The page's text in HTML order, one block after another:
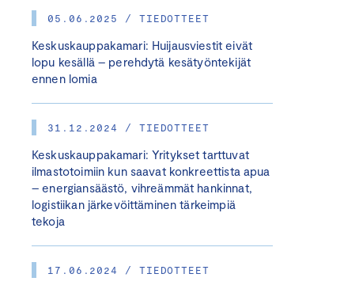
05.06.2025 / TIEDOTTEET
Keskuskauppakamari: Huijausviestit eivät
lopu kesällä – perehdytä kesätyöntekijät
ennen lomia
31.12.2024 / TIEDOTTEET
Keskuskauppakamari: Yritykset tarttuvat
ilmastotoimiin kun saavat konkreettista apua
– energiansäästö, vihreämmät hankinnat,
logistiikan järkevöittäminen tärkeimpiä
tekoja
17.06.2024 / TIEDOTTEET